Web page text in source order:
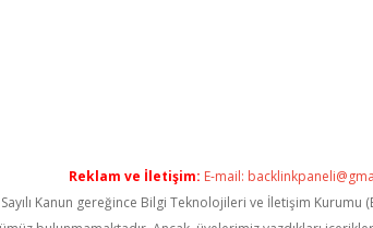
Reklam ve İletişim: E-mail:
Kanun gereğince Bilgi Teknolojileri ve İletişim